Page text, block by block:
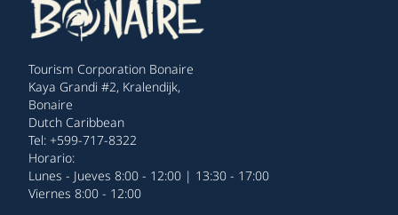
Tourism Corporation Bonaire
Kaya Grandi #2, Kralendijk,
Bonaire
Dutch Caribbean
Tel: +599-717-8322
Horario:
Lunes - Jueves 8:00 - 12:00 | 13:30 - 17:00
Viernes 8:00 - 12:00